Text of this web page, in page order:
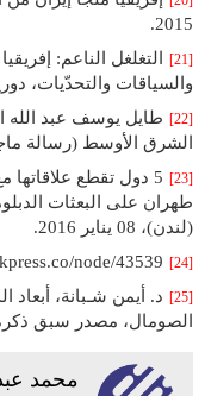
2015.
[21]
التغلغل الناعم:
والسياقات والتحدّيات، دورية
[22]
طايل يوسف عبد الله
الشرق الأوسط (رسالة
[23]
5 دول تقطع علاقاتها
طهران على البعثات
(لندن)، 08 يناير 2016.
[24]
node/43539
[25]
د. أيمن شـبانة،
الصومال، مصدر سبق
محمد